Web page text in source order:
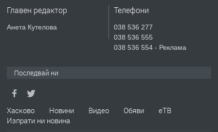
СГЛОБЯВАНЕ НА МЕБЕЛИ.
ПРЕДЛАГА
№4119 Едностаен обзаведен
Главен редактор
Анета Кутелова
Телефони
038 536 277
038 536 555
038 536 554 - Реклама
Последвай ни
Хасково Новини Видео Обяви
еТВ
Изпрати ни новина